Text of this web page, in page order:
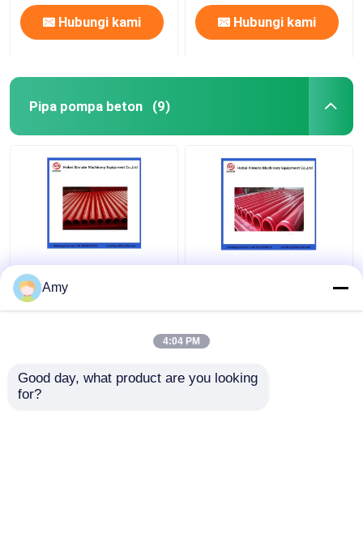
Hubungi kami Hubungi kami
Pipa pompa beton (9)
Amy
4:04 PM
Good day, what product are you looking
for?